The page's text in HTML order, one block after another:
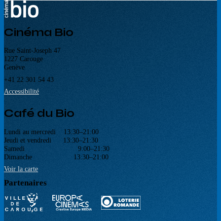
Cinéma Bio
Rue Saint-Joseph 47
1227 Carouge
Genève
+41 22 301 54 43
Accessibilité
Café du Bio
Lundi au mercredi 13:30–21:00
Jeudi et vendredi 13:30–21:30
Samedi 9:00–21:30
Dimanche 13:30–21:00
Voir la carte
Partenaires